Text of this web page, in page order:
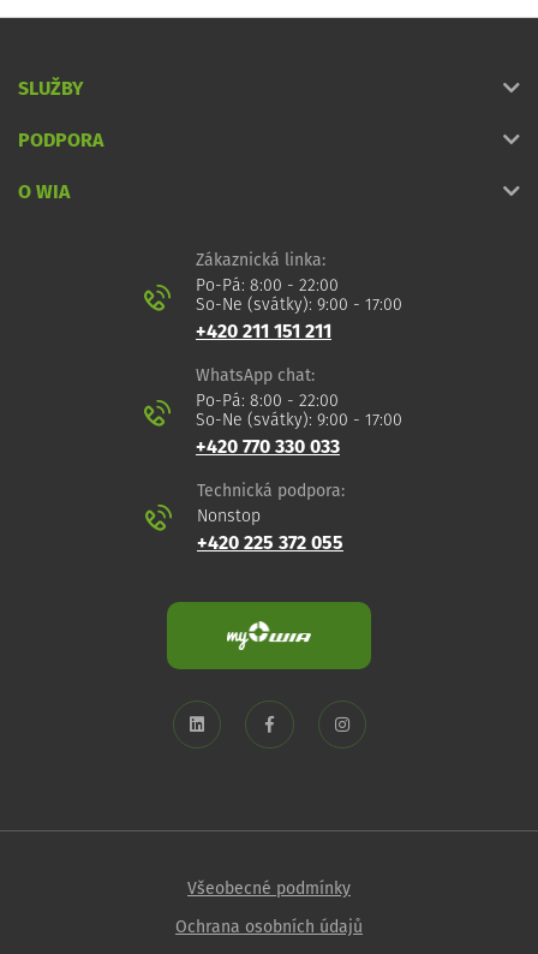
SLUŽBY
PODPORA
O WIA
Zákaznická linka:
Po-Pá: 8:00 - 22:00
So-Ne (svátky): 9:00 - 17:00
+420 211 151 211
WhatsApp chat:
Po-Pá: 8:00 - 22:00
So-Ne (svátky): 9:00 - 17:00
+420 770 330 033
Technická podpora:
Nonstop
+420 225 372 055
Všeobecné podmínky
Ochrana osobních údajů